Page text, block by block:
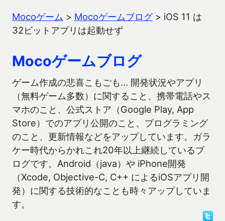
Mocoゲーム > Mocoゲームブログ> iOS 11 は
32ビットアプリは起動せず
Mocoゲームブログ
ゲーム作成の悲喜こもごも… 開発状況やアプリ
（無料ゲーム多数）に関すること、携帯電話やス
マホのこと、公式ストア（Google Play, App
Store）でのアプリ公開のこと、プログラミング
のこと、更新情報などをアップしています。ガラ
ケー時代からかれこれ20年以上継続しているブ
ログです。Android（java）や iPhone開発
（Xcode, Objective-C, C++ によるiOSアプリ開
発）に関する技術的なことも時々アップしていま
す。